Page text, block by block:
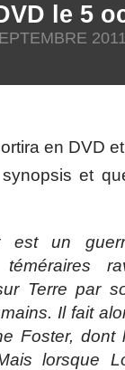
le 5
en DVD
et
est un
Terre par
Il fait
Foster, dont
lorsque